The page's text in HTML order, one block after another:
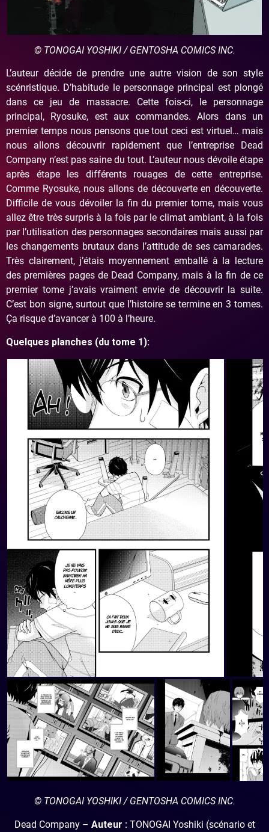
© TONOGAI YOSHIKI / GENTOSHA COMICS INC.
L’auteur décide de prendre une autre vision de son style
scénristique. D’habitude le personnage principal est plongé
dans ce jeu de massacre. Cette fois-ci, le personnage
principal, Ryosuke, est aux commandes. Alors dans un
premier temps nous pensons que tout ceci est virtuel… mais
nous allons découvrir rapidement que l’entreprise Dead
Company n’est pas saine du tout. L’auteur nous dévoile étape
après étape les différents rouages de cette entreprise.
Comme Ryosuke, nous allons de découverte en découverte.
Difficile de vous dévoiler la fin du premier tome, mais vous
allez être très surpris à la fois par le climat ambiant, à la fois
par l’utilisation des personnages secondaires mais aussi par
les changements brutaux dans l’attitude de ses camarades.
Très clairement, j’étais moyennement emballé à la lecture
des premières pages de Dead Company, mais à la fin de ce
premier tome j’avais vraiment envie de découvrir la suite.
C’est bon signe, surtout que l’histoire se termine en 3 tomes.
Ça risque d’avancer à 100 à l’heure.
Quelques planches (du tome 1):
© TONOGAI YOSHIKI / GENTOSHA COMICS INC.
Dead Company – Auteur : TONOGAI Yoshiki (scénario et